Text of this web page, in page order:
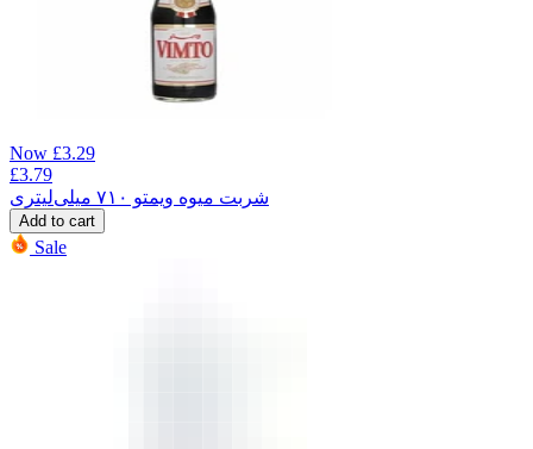
Now £3.29
£3.79
شربت میوه ویمتو ۷۱۰ میلی‌لیتری
Add to cart
Sale